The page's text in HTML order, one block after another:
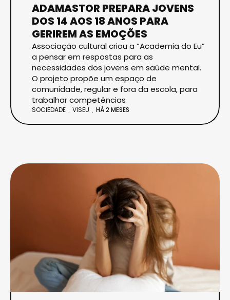
ADAMASTOR PREPARA JOVENS
DOS 14 AOS 18 ANOS PARA
GERIREM AS EMOÇÕES
Associação cultural criou a “Academia do Eu”
a pensar em respostas para as
necessidades dos jovens em saúde mental.
O projeto propõe um espaço de
comunidade, regular e fora da escola, para
trabalhar competências
SOCIEDADE VISEU HÁ 2 MESES